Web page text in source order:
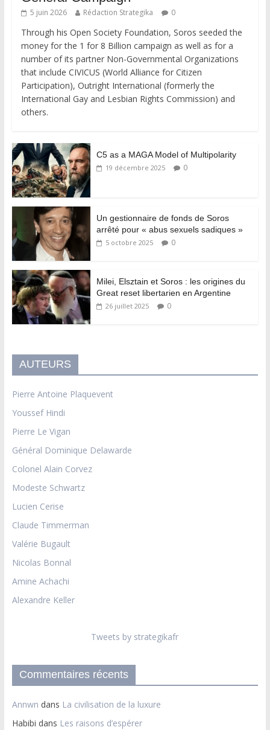
5 juin 2026 Rédaction Strategika 0
Through his Open Society Foundation, Soros seeded the
money for the 1 for 8 Billion campaign as well as for a
number of its partner Non-Governmental Organizations
that include CIVICUS (World Alliance for Citizen
Participation), Outright International (formerly the
International Gay and Lesbian Rights Commission) and
others.
C5 as a MAGA Model of Multipolarity
19 décembre 2025 0
Un gestionnaire de fonds de Soros
arrêté pour « abus sexuels sadiques »
5 octobre 2025 0
Milei, Elsztain et Soros : les origines du
Great reset libertarien en Argentine
26 juillet 2025 0
AUTEURS
Pierre Antoine Plaquevent
Youssef Hindi
Pierre Le Vigan
Général Dominique Delawarde
Colonel Alain Corvez
Modeste Schwartz
Lucien Cerise
Claude Timmerman
Valérie Bugault
Nicolas Bonnal
Amine Achachi
Alexandre Keller
Tweets by strategikafr
Commentaires récents
Annwn dans La civilisation de la luxure
Habibi dans Les raisons d’espérer